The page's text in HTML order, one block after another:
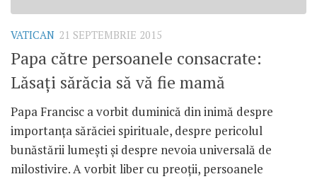
VATICAN 21 SEPTEMBRIE 2015
Papa către persoanele consacrate:
Lăsați sărăcia să vă fie mamă
Papa Francisc a vorbit duminică din inimă despre
importanța sărăciei spirituale, despre pericolul
bunăstării lumești și despre nevoia universală de
milostivire. A vorbit liber cu preoții, persoanele